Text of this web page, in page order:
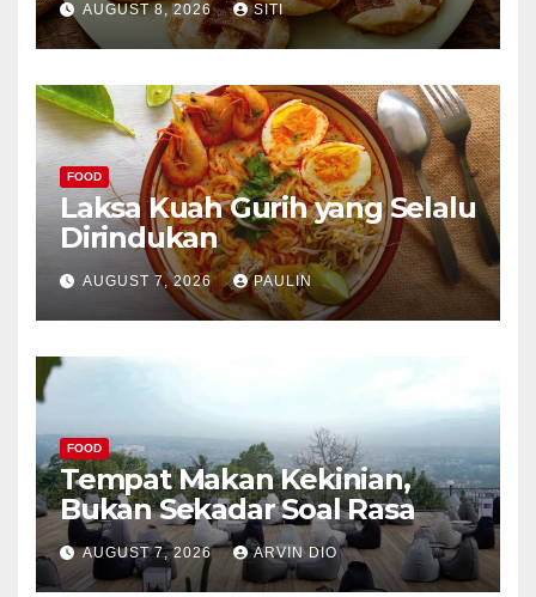
AUGUST 8, 2026 SITI
FOOD
Laksa Kuah Gurih yang Selalu
Dirindukan
AUGUST 7, 2026 PAULIN
FOOD
Tempat Makan Kekinian,
Bukan Sekadar Soal Rasa
AUGUST 7, 2026 ARVIN DIO